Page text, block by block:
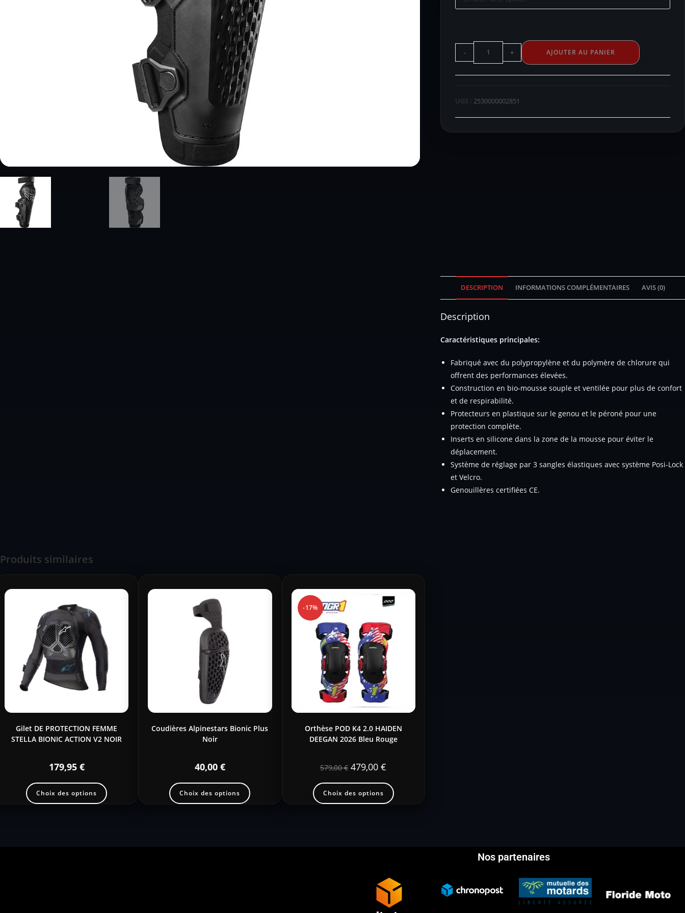
- + AJOUTER AU PANIER
UGS : 2530000002851
DESCRIPTION INFORMATIONS COMPLÉMENTAIRES AVIS (0)
Description
Caractéristiques principales:
Fabriqué avec du polypropylène et du polymère de chlorure qui
offrent des performances élevées.
Construction en bio-mousse souple et ventilée pour plus de confort
et de respirabilité.
Protecteurs en plastique sur le genou et le péroné pour une
protection complète.
Inserts en silicone dans la zone de la mousse pour éviter le
déplacement.
Système de réglage par 3 sangles élastiques avec système Posi-Lock
et Velcro.
Genouillères certifiées CE.
Produits similaires
Gilet DE PROTECTION FEMME
STELLA BIONIC ACTION V2 NOIR
179,95 €
Choix des options
Coudières Alpinestars Bionic Plus
Noir
40,00 €
Choix des options
-17%
Orthèse POD K4 2.0 HAIDEN
DEEGAN 2026 Bleu Rouge
579,00€ 479,00€
Choix des options
Nos partenaires